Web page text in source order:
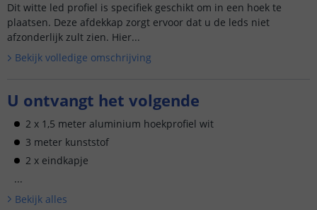
Dit witte led profiel is specifiek geschikt om in een hoek te
plaatsen. Deze afdekkap zorgt ervoor dat u de leds niet
afzonderlijk zult zien. Hier...
Bekijk volledige omschrijving
U ontvangt het volgende
2 x 1,5 meter aluminium hoekprofiel wit
3 meter kunststof
2 x eindkapje
...
Bekijk alles